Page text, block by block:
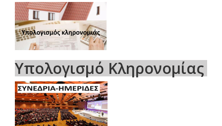
Υπολογισμό Κληρονομίας